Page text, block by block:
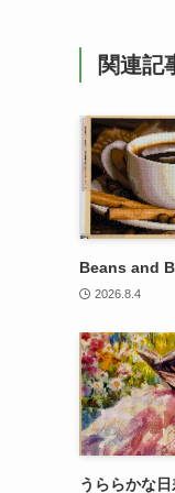
関連記
Beans and
2026.8.4
うららかな